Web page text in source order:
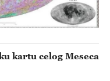
kartu celog Meseca